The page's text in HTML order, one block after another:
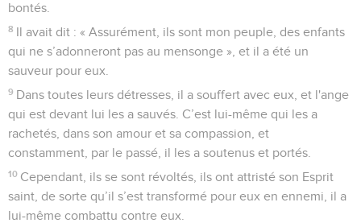
bontés.
8 Il avait dit : « Assurément, ils sont mon peuple, des enfants
qui ne s’adonneront pas au mensonge », et il a été un
sauveur pour eux.
9 Dans toutes leurs détresses, il a souffert avec eux, et l'ange
qui est devant lui les a sauvés. C’est lui-même qui les a
rachetés, dans son amour et sa compassion, et
constamment, par le passé, il les a soutenus et portés.
10 Cependant, ils se sont révoltés, ils ont attristé son Esprit
saint, de sorte qu’il s’est transformé pour eux en ennemi, il a
lui-même combattu contre eux.